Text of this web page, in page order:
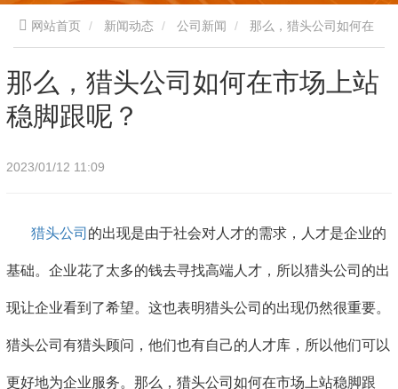
网站首页 新闻动态 公司新闻
市场上站稳脚跟呢？
那么，猎头公司如何在市场上站
稳脚跟呢？
2023/01/12 11:09
猎头公司 的出现是由于社会对人才的需求，人才是企业的
基础。企业花了太多的钱去寻找高端人才，所以猎头公司的出
现让企业看到了希望。这也表明猎头公司的出现仍然很重要。
猎头公司有猎头顾问，他们也有自己的人才库，所以他们可以
更好地为企业服务。那么，猎头公司如何在市场上站稳脚跟